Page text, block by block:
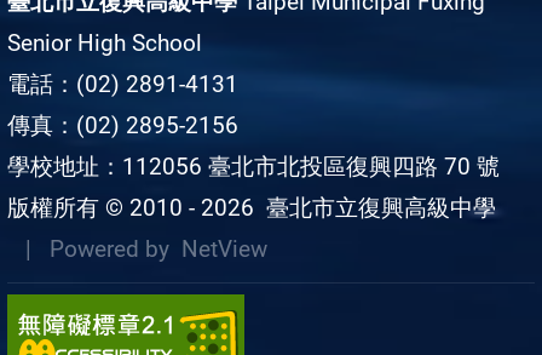
Senior High School
電話：(02) 2891-4131
傳真：(02) 2895-2156
學校地址：112056 臺北市北投區復興四路 70 號
版權所有 © 2010 - 2026 臺北市立復興高級中學
| Powered by NetView